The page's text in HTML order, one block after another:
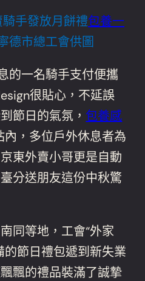
手發放月餅禮包養一
德市總工會供圖
的一名騎手支付便攜
很貼心，不延誤
節日的氣氛， 包養感
內，多位戶外休息者為
東外賣小哥更是自動
分送朋友這份中秋驚
同等地，工會“外家
的節日禮包遞到新失業
飄的禮品裝滿了誠摯